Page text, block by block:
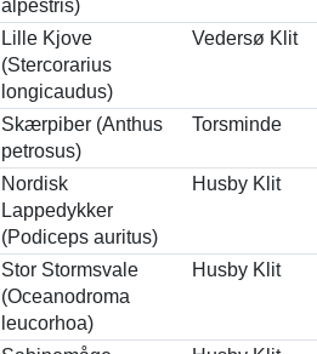
alpestris)
Lille Kjove
(Stercorarius
longicaudus)
Vedersø Klit
Skærpiber (Anthus
petrosus)
Torsminde
Nordisk
Lappedykker
(Podiceps auritus)
Husby Klit
Stor Stormsvale
(Oceanodroma
leucorhoa)
Husby Klit